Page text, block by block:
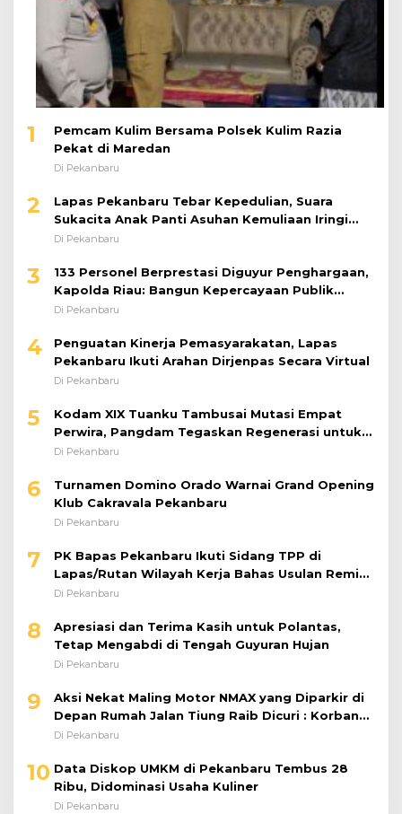
1
Pemcam Kulim Bersama Polsek Kulim Razia
Pekat di Maredan
Di Pekanbaru
2
Lapas Pekanbaru Tebar Kepedulian, Suara
Sukacita Anak Panti Asuhan Kemuliaan Iringi
Bantuan Sosial
Di Pekanbaru
3
133 Personel Berprestasi Diguyur Penghargaan,
Kapolda Riau: Bangun Kepercayaan Publik
dengan Karya Nyata
Di Pekanbaru
4
Penguatan Kinerja Pemasyarakatan, Lapas
Pekanbaru Ikuti Arahan Dirjenpas Secara Virtual
Di Pekanbaru
5
Kodam XIX Tuanku Tambusai Mutasi Empat
Perwira, Pangdam Tegaskan Regenerasi untuk
Perkuat Kinerja Satuan
Di Pekanbaru
6
Turnamen Domino Orado Warnai Grand Opening
Klub Cakravala Pekanbaru
Di Pekanbaru
7
PK Bapas Pekanbaru Ikuti Sidang TPP di
Lapas/Rutan Wilayah Kerja Bahas Usulan Remisi
Umum Jelang Hari Kemerdekaan
Di Pekanbaru
8
Apresiasi dan Terima Kasih untuk Polantas,
Tetap Mengabdi di Tengah Guyuran Hujan
Di Pekanbaru
9
Aksi Nekat Maling Motor NMAX yang Diparkir di
Depan Rumah Jalan Tiung Raib Dicuri : Korban
Minta Pelaku Ditangkap Pihak Kepolisian
Di Pekanbaru
10 Data Diskop UMKM di Pekanbaru Tembus 28
Ribu, Didominasi Usaha Kuliner
Di Pekanbaru